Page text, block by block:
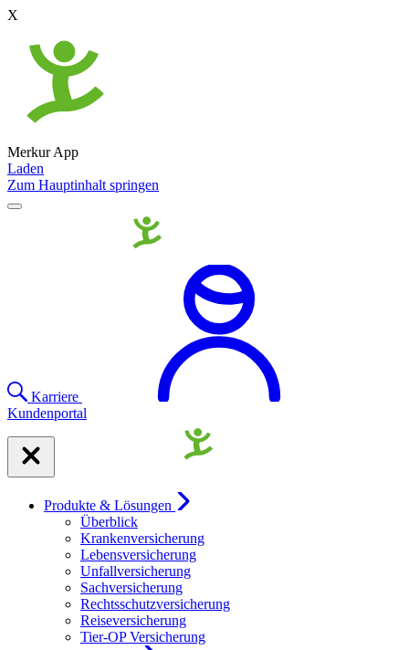
X
Merkur App
Laden
Zum Hauptinhalt springen
Karriere
Kundenportal
Produkte & Lösungen
Überblick
Krankenversicherung
Lebensversicherung
Unfallversicherung
Sachversicherung
Rechtsschutzversicherung
Reiseversicherung
Tier-OP Versicherung